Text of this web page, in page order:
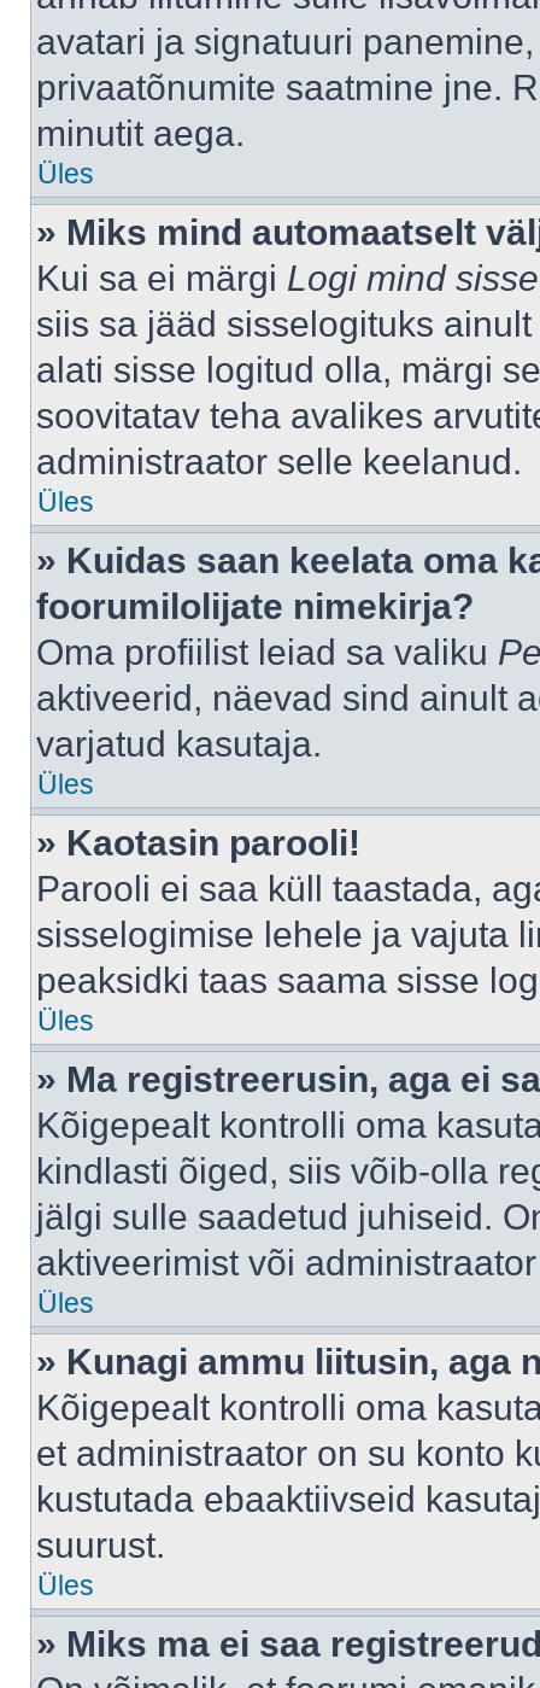
avatari ja signatuuri
privaatõnumite saatmine jne.
minutit aega.
Üles
» Miks mind automaatselt
Kui sa ei märgi Logi mind
siis sa jääd sisselogituks
alati sisse logitud olla, märgi
soovitatav teha avalikes
administraator selle keelanud.
Üles
» Kuidas saan keelata oma
foorumilolijate nimekirja?
Oma profiilist leiad sa valiku
aktiveerid, näevad sind ainult
varjatud kasutaja.
Üles
» Kaotasin parooli!
Parooli ei saa küll taastada,
sisselogimise lehele ja vajuta
peaksidki taas saama sisse
Üles
» Ma registreerusin, aga ei
Kõigepealt kontrolli oma
kindlasti õiged, siis võib-olla
jälgi sulle saadetud juhiseid.
aktiveerimist või
Üles
» Kunagi ammu liitusin, aga
Kõigepealt kontrolli oma
et administraator on su konto
kustutada ebaaktiivseid
suurust.
Üles
» Miks ma ei saa